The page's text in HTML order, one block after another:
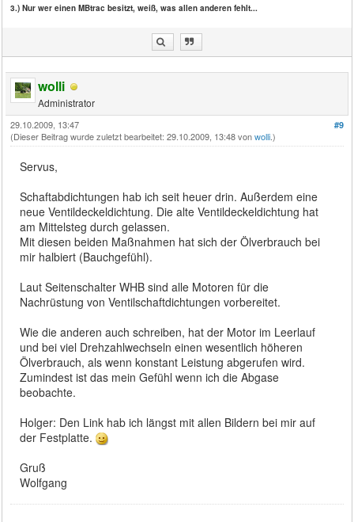
3.) Nur wer einen MBtrac besitzt, weiß, was allen anderen fehlt...
wolli
Administrator
#9
29.10.2009, 13:47
(Dieser Beitrag wurde zuletzt bearbeitet: 29.10.2009, 13:48 vonwolli.)
Servus,
Schaftabdichtungen hab ich seit heuer drin. Außerdem eine
neue Ventildeckeldichtung. Die alte Ventildeckeldichtung hat
am Mittelsteg durch gelassen.
Mit diesen beiden Maßnahmen hat sich der Ölverbrauch bei
mir halbiert (Bauchgefühl).
Laut Seitenschalter WHB sind alle Motoren für die
Nachrüstung von Ventilschaftdichtungen vorbereitet.
Wie die anderen auch schreiben, hat der Motor im Leerlauf
und bei viel Drehzahlwechseln einen wesentlich höheren
Ölverbrauch, als wenn konstant Leistung abgerufen wird.
Zumindest ist das mein Gefühl wenn ich die Abgase
beobachte.
Holger: Den Link hab ich längst mit allen Bildern bei mir auf
der Festplatte.
Gruß
Wolfgang